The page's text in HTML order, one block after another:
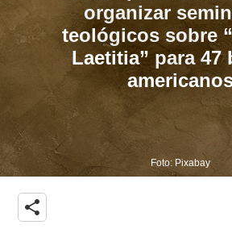
organizar
teológicos sobre
Laetitia” para 47
Foto: Pixabay
share